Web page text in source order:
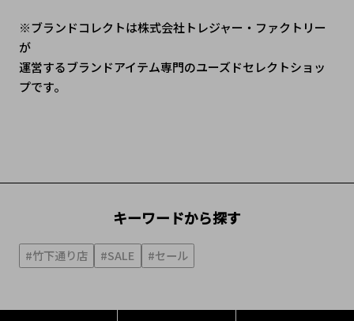
※ブランドコレクトは株式会社トレジャー・ファクトリー
が
運営するブランドアイテム専門のユーズドセレクトショッ
プです。
キーワードから探す
#竹下通り店 #SALE #セール